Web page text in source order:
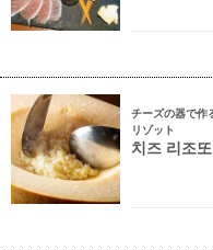
チーズの器で作
リゾット
치즈 리조또